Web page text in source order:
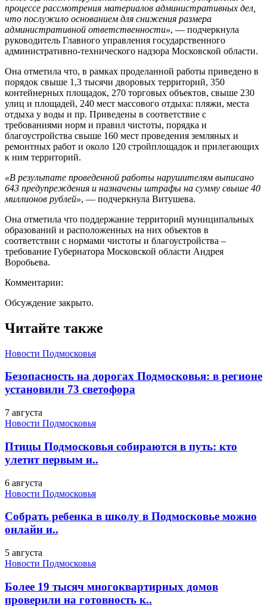
процессе рассмотрения материалов административных дел,
что послужило основанием для снижения размера
административной ответственности», — подчеркнула
руководитель Главного управления государственного
административно-технического надзора Московской области.
Она отметила что, в рамках проделанной работы приведено в
порядок свыше 1,3 тысячи дворовых территорий, 350
контейнерных площадок, 270 торговых объектов, свыше 230
улиц и площадей, 240 мест массового отдыха: пляжи, места
отдыха у воды и пр. Приведены в соответствие с
требованиями норм и правил чистоты, порядка и
благоустройства свыше 160 мест проведения земляных и
ремонтных работ и около 120 стройплощадок и прилегающих
к ним территорий.
«В результате проведенной работы нарушителям выписано
643 предупреждения и назначены штрафы на сумму свыше 40
миллионов рублей», — подчеркнула Витушева.
Она отметила что поддержание территорий муниципальных
образований и расположенных на них объектов в
соответствии с нормами чистоты и благоустройства –
требование Губернатора Московской области Андрея
Воробьева.
Комментарии:
Обсуждение закрыто.
Читайте также
Новости Подмосковья
Безопасность на дорогах Подмосковья: в регионе
установили 73 светофора
7 августа
Новости Подмосковья
Птицы Подмосковья собираются в путь: кто
улетит первым и..
6 августа
Новости Подмосковья
Собрать ребенка в школу в Подмосковье можно
онлайн и..
5 августа
Новости Подмосковья
Более 19 тысяч многоквартирных домов
проверили на готовность к..